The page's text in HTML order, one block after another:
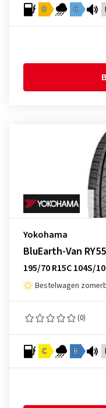
D C
Yokohama
BluEarth-Van RY55
195/70 R15C 104S/
Bestelwagen
(0)
C B